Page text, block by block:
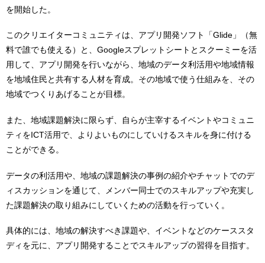
を開始した。
このクリエイターコミュニティは、アプリ開発ソフト「Glide」（無
料で誰でも使える）と、Googleスプレットシートとスクーミーを活
用して、アプリ開発を行いながら、地域のデータ利活用や地域情報
を地域住民と共有する人材を育成。その地域で使う仕組みを、その
地域でつくりあげることが目標。
また、地域課題解決に限らず、自らが主宰するイベントやコミュニ
ティをICT活用で、よりよいものにしていけるスキルを身に付ける
ことができる。
データの利活用や、地域の課題解決の事例の紹介やチャットでのデ
ィスカッションを通じて、メンバー同士でのスキルアップや充実し
た課題解決の取り組みにしていくための活動を行っていく。
具体的には、地域の解決すべき課題や、イベントなどのケーススタ
ディを元に、アプリ開発することでスキルアップの習得を目指す。